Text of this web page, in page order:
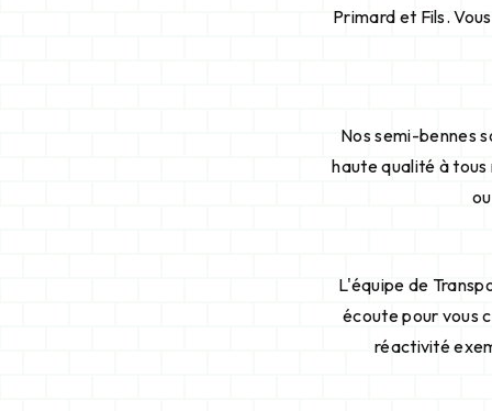
Primard et Fils.
Nos semi-bennes
haute qualité à
L'équipe de
écoute pour vous
réactivité